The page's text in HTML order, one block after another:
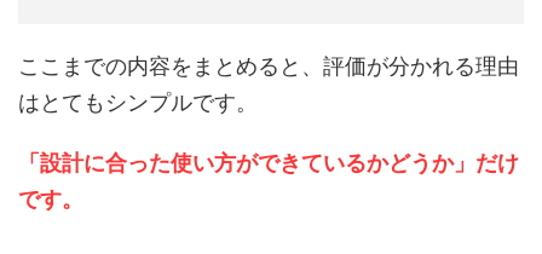
ここまでの内容をまとめると、評価が分かれる理由
はとてもシンプルです。
「設計に合った使い方ができているかどうか」だけ
です。